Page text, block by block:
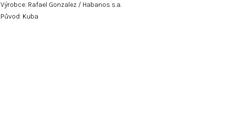
Výrobce: Rafael Gonzalez / Habanos s.a.
Původ: Kuba